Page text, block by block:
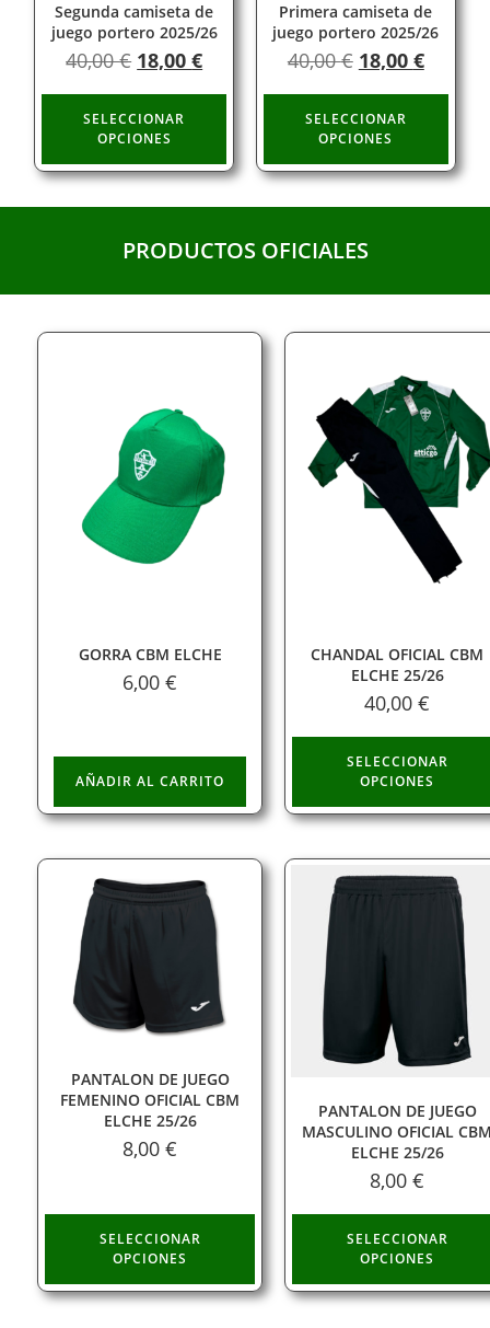
Segunda camiseta de
juego portero 2025/26
40,00€ 18,00€
SELECCIONAR
OPCIONES
Primera camiseta de
juego portero 2025/26
40,00€ 18,00 €
SELECCIONAR
OPCIONES
PRODUCTOS OFICIALES
GORRA CBM ELCHE
6,00 €
AÑADIR AL CARRITO
CHANDAL OFICIAL CBM
ELCHE 25/26
40,00 €
SELECCIONAR
OPCIONES
PANTALON DE JUEGO
FEMENINO OFICIAL CBM
ELCHE 25/26
8,00 €
SELECCIONAR
OPCIONES
PANTALON DE JUEGO
MASCULINO OFICIAL
ELCHE 25/26
8,00 €
SELECCIONAR
OPCIONES